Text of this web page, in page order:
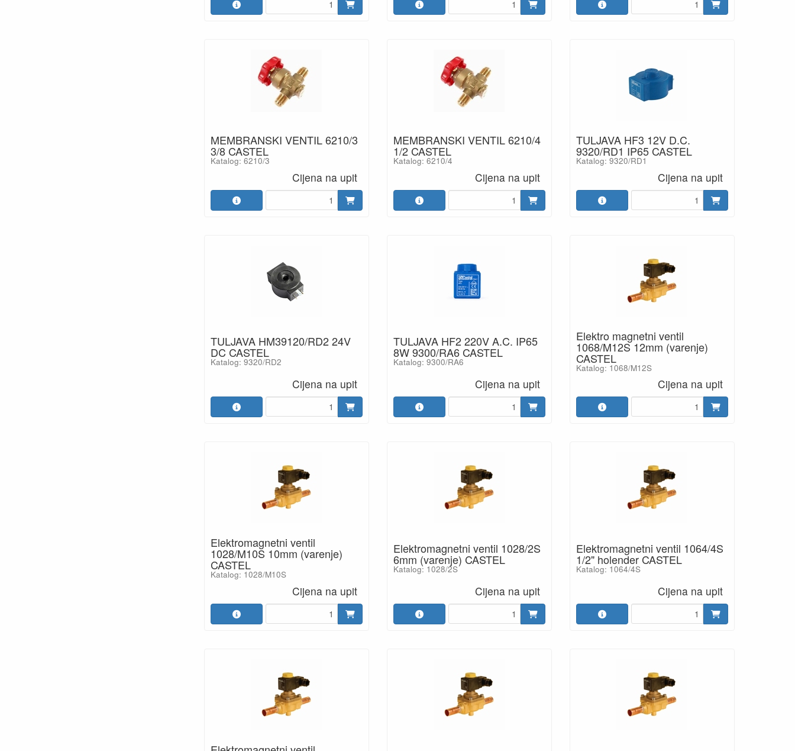
MEMBRANSKI VENTIL 6210/3
3/8 CASTEL
Katalog: 6210/3
Cijena na upit
MEMBRANSKI VENTIL 6210/4
1/2 CASTEL
Katalog: 6210/4
Cijena na upit
TULJAVA HF3 12V D.C.
9320/RD1 IP65 CASTEL
Katalog: 9320/RD1
Cijena na upit
TULJAVA HM39120/RD2 24V
DC CASTEL
Katalog: 9320/RD2
Cijena na upit
TULJAVA HF2 220V A.C. IP65
8W 9300/RA6 CASTEL
Katalog: 9300/RA6
Cijena na upit
Elektro magnetni ventil
1068/M12S 12mm (varenje)
CASTEL
Katalog: 1068/M12S
Cijena na upit
Elektromagnetni ventil
1028/M10S 10mm (varenje)
CASTEL
Katalog: 1028/M10S
Cijena na upit
Elektromagnetni ventil 1028/2S
6mm (varenje) CASTEL
Katalog: 1028/2S
Cijena na upit
Elektromagnetni ventil 1064/4S
1/2" holender CASTEL
Katalog: 1064/4S
Cijena na upit